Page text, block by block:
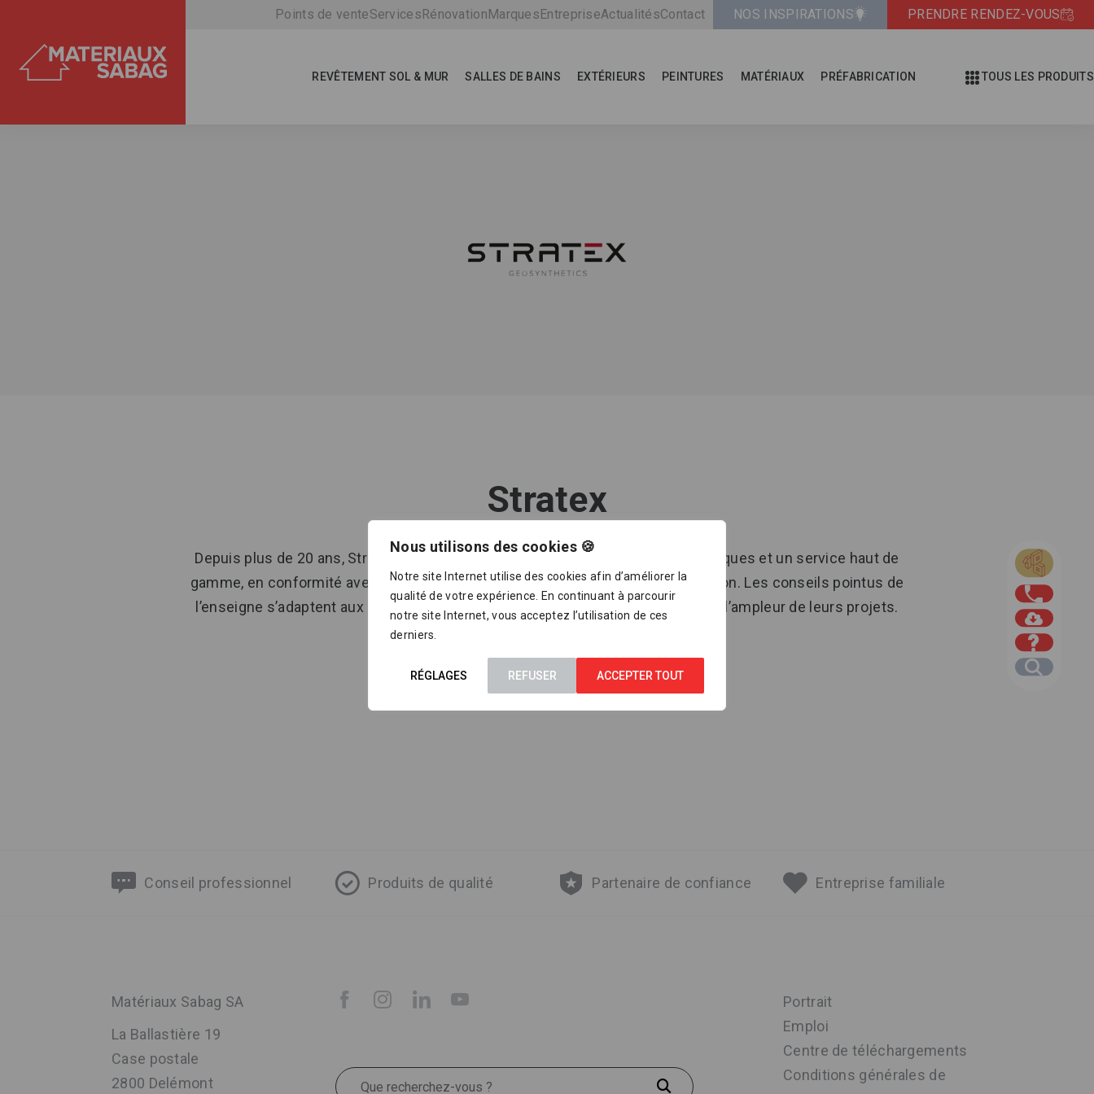
Nous utilisons des cookies 🍪
Notre site Internet utilise des cookies afin d’améliorer la
qualité de votre expérience. En continuant à parcourir
notre site Internet, vous acceptez l’utilisation de ces
derniers.
RÉGLAGES REFUSER ACCEPTER TOUT
REVÊTEMENT SOL & MUR SALLES DE BAINS EXTÉRIEURS PEINTURES MATÉRIAUX PRÉFABRICATION TOUS LES PRODUITS
Points de venteServicesRénovationMarquesEntrepriseActualitésContact NOS INSPIRATIONS PRENDRE RENDEZ-VOUS
Stratex
Depuis plus de 20 ans, Stratex SA s’efforce de fournir des produits géosynthétiques et un service haut de
gamme, en conformité avec les exigences élevées du domaine de la construction. Les conseils pointus de
l’enseigne s’adaptent aux besoins de tous ses clients, peu importe la nature ou l’ampleur de leurs projets.
Conseil professionnel Produits de qualité Partenaire de confiance Entreprise familiale
Matériaux Sabag SA
La Ballastière 19
Case postale
2800 Delémont
Portrait
Emploi
Centre de téléchargements
Conditions générales de